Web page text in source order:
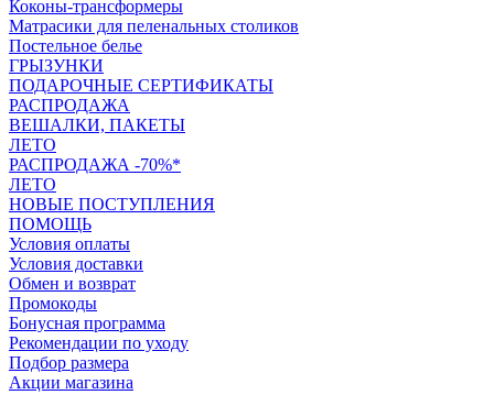
Коконы-трансформеры
Матрасики для пеленальных столиков
Постельное белье
ГРЫЗУНКИ
ПОДАРОЧНЫЕ СЕРТИФИКАТЫ
РАСПРОДАЖА
ВЕШАЛКИ, ПАКЕТЫ
ЛЕТО
РАСПРОДАЖА -70%*
ЛЕТО
НОВЫЕ ПОСТУПЛЕНИЯ
ПОМОЩЬ
Условия оплаты
Условия доставки
Обмен и возврат
Промокоды
Бонусная программа
Рекомендации по уходу
Подбор размера
Акции магазина